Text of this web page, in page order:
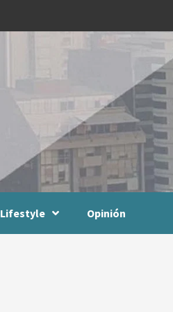
Lifestyle Opinión